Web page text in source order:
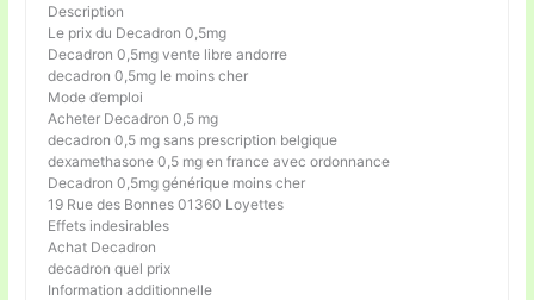
Description
Le prix du Decadron 0,5mg
Decadron 0,5mg vente libre andorre
decadron 0,5mg le moins cher
Mode d’emploi
Acheter Decadron 0,5 mg
decadron 0,5 mg sans prescription belgique
dexamethasone 0,5 mg en france avec ordonnance
Decadron 0,5mg générique moins cher
19 Rue des Bonnes 01360 Loyettes
Effets indesirables
Achat Decadron
decadron quel prix
Information additionnelle